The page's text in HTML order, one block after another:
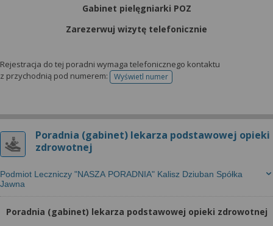
Gabinet pielęgniarki POZ
Zarezerwuj wizytę telefonicznie
Rejestracja do tej poradni wymaga telefonicznego kontaktu
z przychodnią pod numerem:
Wyświetl numertelefonu do rejestracji
Poradnia (gabinet) lekarza podstawowej opieki
zdrowotnej
Podmiot Leczniczy "NASZA PORADNIA" Kalisz Dziuban Spółka
Jawna
Poradnia (gabinet) lekarza podstawowej opieki zdrowotnej